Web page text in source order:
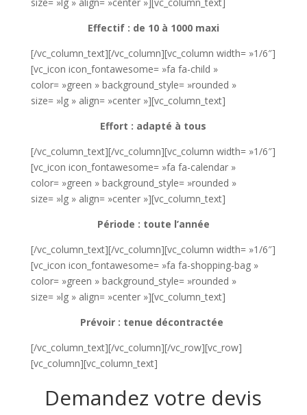
Effectif : de 10 à 1000 maxi
[/vc_column_text][/vc_column][vc_column width= »1/6″]
[vc_icon icon_fontawesome= »fa fa-child »
color= »green » background_style= »rounded »
size= »lg » align= »center »][vc_column_text]
Effort : adapté à tous
[/vc_column_text][/vc_column][vc_column width= »1/6″]
[vc_icon icon_fontawesome= »fa fa-calendar »
color= »green » background_style= »rounded »
size= »lg » align= »center »][vc_column_text]
Période : toute l’année
[/vc_column_text][/vc_column][vc_column width= »1/6″]
[vc_icon icon_fontawesome= »fa fa-shopping-bag »
color= »green » background_style= »rounded »
size= »lg » align= »center »][vc_column_text]
Prévoir : tenue décontractée
[/vc_column_text][/vc_column][/vc_row][vc_row]
[vc_column][vc_column_text]
Demandez votre devis